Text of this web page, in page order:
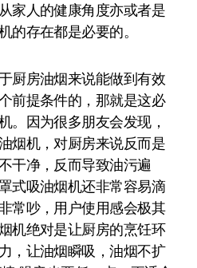
家人的健康角度亦或者是
的存在都是必要的。
房油烟来说能做到有效
前提条件的，那就是这必
。因为很多朋友会发现，
烟机，对厨房来说反而是
干净，反而导致油污遍
式吸油烟机还非常容易滴
常吵，用户使用感会极其
机绝对是让厨房的烹饪环
，让油烟瞬吸，油烟不扩